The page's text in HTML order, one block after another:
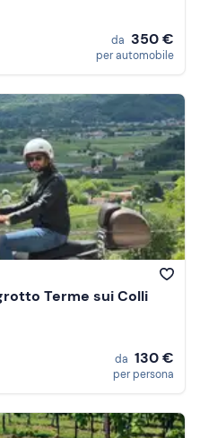
da 350 €
per automobile
Terme sui Colli
da 130 €
per persona